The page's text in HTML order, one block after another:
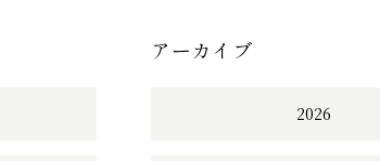
アーカイブ
2026